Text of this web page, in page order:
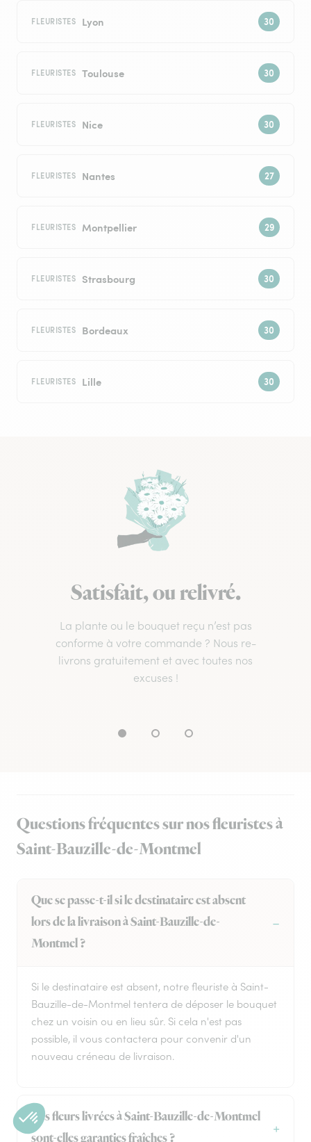
FLEURISTES Lyon
FLEURISTES Toulouse
FLEURISTES Nice
FLEURISTES Nantes
FLEURISTES Montpellier
FLEURISTES Strasbourg
FLEURISTES Bordeaux
FLEURISTES Lille
Satisfait, ou relivré.
La plante ou le bouquet reçu n’est pas
conforme à votre commande ? Nous re-
livrons gratuitement et avec toutes nos
excuses !
Questions fréquentes sur nos fleuristes à
Saint-Bauzille-de-Montmel
Que se passe-t-il si le destinataire est absent
lors de la livraison à Saint-Bauzille-de-
Montmel ?
Si le destinataire est absent, notre fleuriste à Saint-
Bauzille-de-Montmel tentera de déposer le bouquet
chez un voisin ou en lieu sûr. Si cela n'est pas
possible, il vous contactera pour convenir d'un
nouveau créneau de livraison.
Les fleurs livrées à Saint-Bauzille-de-Montmel